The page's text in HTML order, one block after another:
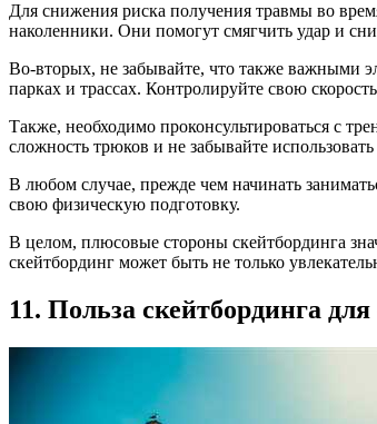
Для снижения риска получения травмы во
наколенники. Они помогут смягчить удар и
Во-вторых, не забывайте, что также важными
парках и трассах. Контролируйте свою
Также, необходимо проконсультироваться с
сложность трюков и не забывайте
В любом случае, прежде чем начинать
свою физическую подготовку.
В целом, плюсовые стороны скейтбординга
скейтбординг может быть не только
11. Польза скейтбординга